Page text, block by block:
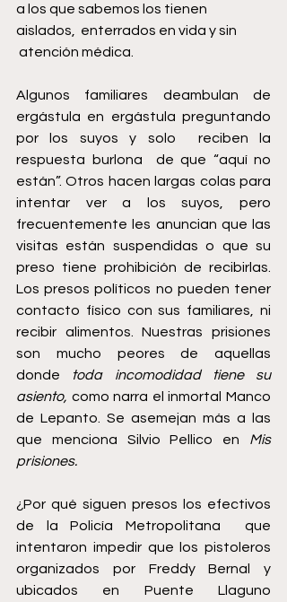
a los que sabemos los tienen
aislados,  enterrados en vida y sin
atención médica.
Algunos familiares deambulan de
ergástula en ergástula preguntando
por los suyos y solo  reciben la
respuesta burlona  de que “aquí no
están”. Otros hacen largas colas para
intentar ver a los suyos, pero
frecuentemente les anuncian que las
visitas están suspendidas o que su
preso tiene prohibición de recibirlas.
Los presos políticos no pueden tener
contacto físico con sus familiares, ni
recibir alimentos. Nuestras prisiones
son mucho peores de aquellas
donde toda incomodidad tiene su
asiento, como narra el inmortal Manco
de Lepanto. Se asemejan más a las
que menciona Silvio Pellico en Mis
prisiones.
¿Por qué siguen presos los efectivos
de la Policía Metropolitana  que
intentaron impedir que los pistoleros
organizados por Freddy Bernal y
ubicados en Puente Llaguno